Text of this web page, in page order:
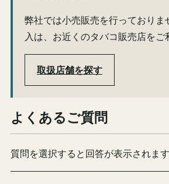
弊社では小売販売を行っておりま
入は、お近くのタバコ販売店をご
取扱店舗を探す
よくあるご質問
質問を選択すると回答が表示されます